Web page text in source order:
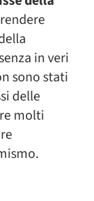
in veri
sono stati
delle
molti